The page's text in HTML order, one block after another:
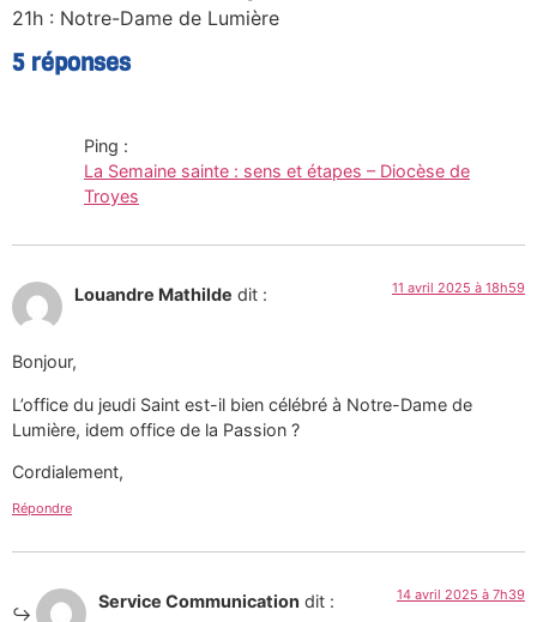
21h : Notre-Dame de Lumière
5 réponses
Ping :
La Semaine sainte : sens et étapes – Diocèse de
Troyes
Louandre Mathilde dit : 11 avril 2025 à 18h59
Bonjour,
L’office du jeudi Saint est-il bien célébré à Notre-Dame de
Lumière, idem office de la Passion ?
Cordialement,
Répondre
Service Communication dit : 14 avril 2025 à 7h39